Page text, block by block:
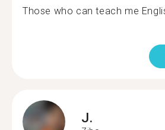
Those who can teach me
J.